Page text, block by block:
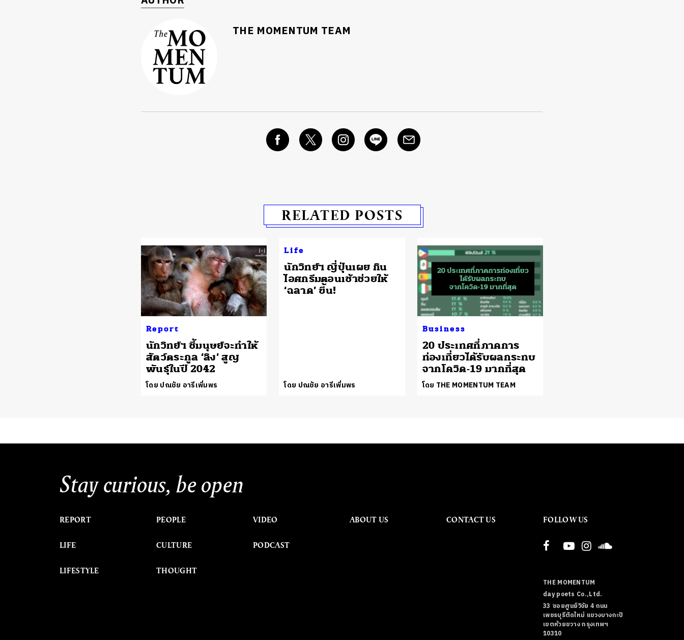
THE MOMENTUM TEAM
RELATED POSTS
Report
นักวิทย์ฯ ชี้มนุษย์จะทำให้
สัตว์ตระกูล ‘ลิง’ สูญ
พันธุ์ในปี 2042
โดย ปณชัย อารีเพิ่มพร
Life
นักวิทย์ฯ ญี่ปุ่นเผย กิน
ไอศกรีมตอนเช้าช่วยให้
‘ฉลาด’ ขึ้น!
โดย ปณชัย อารีเพิ่มพร
Business
20 ประเทศที่ภาคการ
ท่องเที่ยวได้รับผลกระทบ
จากโควิด-19 มากที่สุด
โดย THE MOMENTUM TEAM
Stay curious, be open
REPORT
LIFE
LIFESTYLE
PEOPLE
CULTURE
THOUGHT
VIDEO
PODCAST
ABOUT US CONTACT US FOLLOW US
THE MOMENTUM
day poets Co.,Ltd.
33 ซอยศูนย์วิจัย 4 ถนน
เพชรบุรีตัดใหม่ แขวงบางกะปิ
เขตห้วยขวาง กรุงเทพฯ
10310